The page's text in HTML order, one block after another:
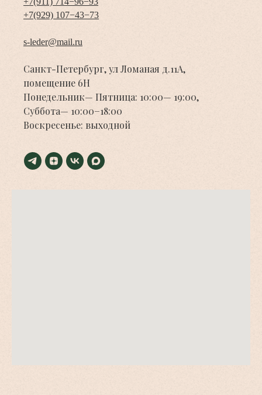
+7(929) 107−43−73
s-leder@mail.ru
Санкт-Петербург, ул Ломаная д.11А,
помещение 6Н
Понедельник— Пятница: 10:00— 19:00,
Суббота— 10:00−18:00
Воскресенье: выходной